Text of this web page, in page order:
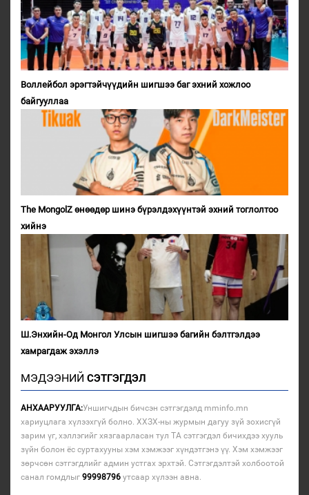
Воллейбол эрэгтэйчүүдийн шигшээ баг эхний хожлоо
байгууллаа
The MongolZ өнөөдөр шинэ бүрэлдэхүүнтэй эхний тоглолтоо
хийнэ
Ш.Энхийн-Од Монгол Улсын шигшээ багийн бэлтгэлдээ
хамрагдаж эхэллэ
МЭДЭЭНИЙ СЭТГЭГДЭЛ
АНХААРУУЛГА:Уншигчдын бичсэн сэтгэгдэлд mminfo.mn
хариуцлага хүлээхгүй болно. ХХЗХ-ны журмын дагуу зүй зохисгүй
зарим үг, хэллэгийг хязгаарласан тул ТА сэтгэгдэл бичихдээ хууль
зүйн болон ёс суртахууны хэм хэмжээг хүндэтгэнэ үү. Хэм хэмжээг
зөрчсөн сэтгэгдлийг админ устгах эрхтэй. Сэтгэгдэлтэй холбоотой
санал гомдлыг 99998796 утсаар хүлээн авна.